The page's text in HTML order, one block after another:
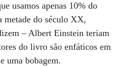
usamos apenas 10% do
metade do século XX,
– Albert Einstein teriam
do livro são enfáticos em
uma bobagem.